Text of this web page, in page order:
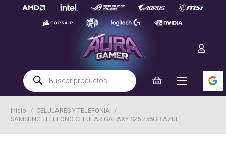
Búsqueda
de
productos
Inicio / CELULARES Y TELEFONIA /
SAMSUNG TELEFONO CELULAR GALAXY S25 256GB AZUL